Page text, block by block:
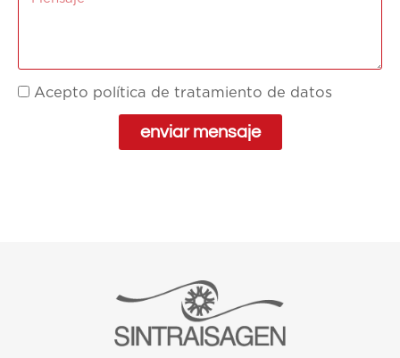
Acepto política de tratamiento de datos
enviar mensaje